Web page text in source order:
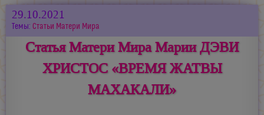
29.10.2021
Темы: Статьи Матери Мира
Статья Матери Мира Марии ДЭВИ
ХРИСТОС «ВРЕМЯ ЖАТВЫ
МАХАКАЛИ»